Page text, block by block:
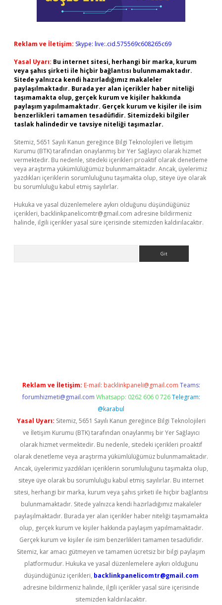
Reklam ve İletişim: Skype: live:.cid.575569c608265c69
Yasal Uyarı: Bu internet sitesi, herhangi bir marka, kurum
veya şahıs şirketi ile hiçbir bağlantısı bulunmamaktadır.
Sitede yalnızca kendi hazırladığımız makaleler
paylaşılmaktadır. Burada yer alan içerikler haber niteliği
taşımamakta olup, gerçek kurum ve kişiler hakkında
paylaşım yapılmamaktadır. Gerçek kurum ve kişiler ile isim
benzerlikleri tamamen tesadüfidir. Sitemizdeki bilgiler
taslak halindedir ve tavsiye niteliği taşımazlar.
Sitemiz, 5651 Sayılı Kanun gereğince Bilgi Teknolojileri ve İletişim
Kurumu (BTK) tarafından onaylanmış bir Yer Sağlayıcı olarak hizmet
vermektedir. Bu nedenle, sitedeki içerikleri proaktif olarak denetleme
veya araştırma yükümlülüğümüz bulunmamaktadır. Ancak, üyelerimiz
yazdıkları içeriklerin sorumluluğunu taşımakta olup, siteye üye olarak
bu sorumluluğu kabul etmiş sayılırlar.
Hukuka ve yasal düzenlemelere aykırı olduğunu düşündüğünüz
içerikleri, backlinkpanelicomtr@gmail.com adresine bildirmeniz
halinde, ilgili içerikler yasal süre içerisinde sitemizden kaldırılacaktır.
Reklam ve İletişim: E-mail: backlinkpaneli@gmail.com Teams:
forumhizmeti@gmail.com Whatsapp: 0262 606 0 726 Telegram:
@karabul
Yasal Uyarı: Sitemiz, 5651 Sayılı Kanun gereğince Bilgi Teknolojileri
ve İletişim Kurumu (BTK) tarafından onaylanmış bir Yer Sağlayıcı
olarak hizmet vermektedir. Bu nedenle, sitedeki içerikleri proaktif
olarak denetleme veya araştırma yükümlülüğümüz bulunmamaktadır.
Ancak, üyelerimiz yazdıkları içeriklerin sorumluluğunu taşımakta olup,
siteye üye olarak bu sorumluluğu kabul etmiş sayılırlar. Bu internet
sitesi, herhangi bir marka, kurum veya şahıs şirketi ile hiçbir bağlantısı
bulunmamaktadır. Sitede yalnızca kendi hazırladığımız makaleler
paylaşılmaktadır. Burada yer alan içerikler haber niteliği taşımamakta
olup, gerçek kurum ve kişiler hakkında paylaşım yapılmamaktadır.
Gerçek kurum ve kişiler ile isim benzerlikleri tamamen tesadüfidir.
Sitemiz, kar amacı gütmeyen ve tamamen ücretsiz bir bilgi paylaşım
platformudur. Hukuka ve yasal düzenlemelere aykırı olduğunu
düşündüğünüz içerikleri, backlinkpanelicomtr@gmail.com
adresine bildirmeniz halinde, ilgili içerikler yasal süre içerisinde
sitemizden kaldırılacaktır.